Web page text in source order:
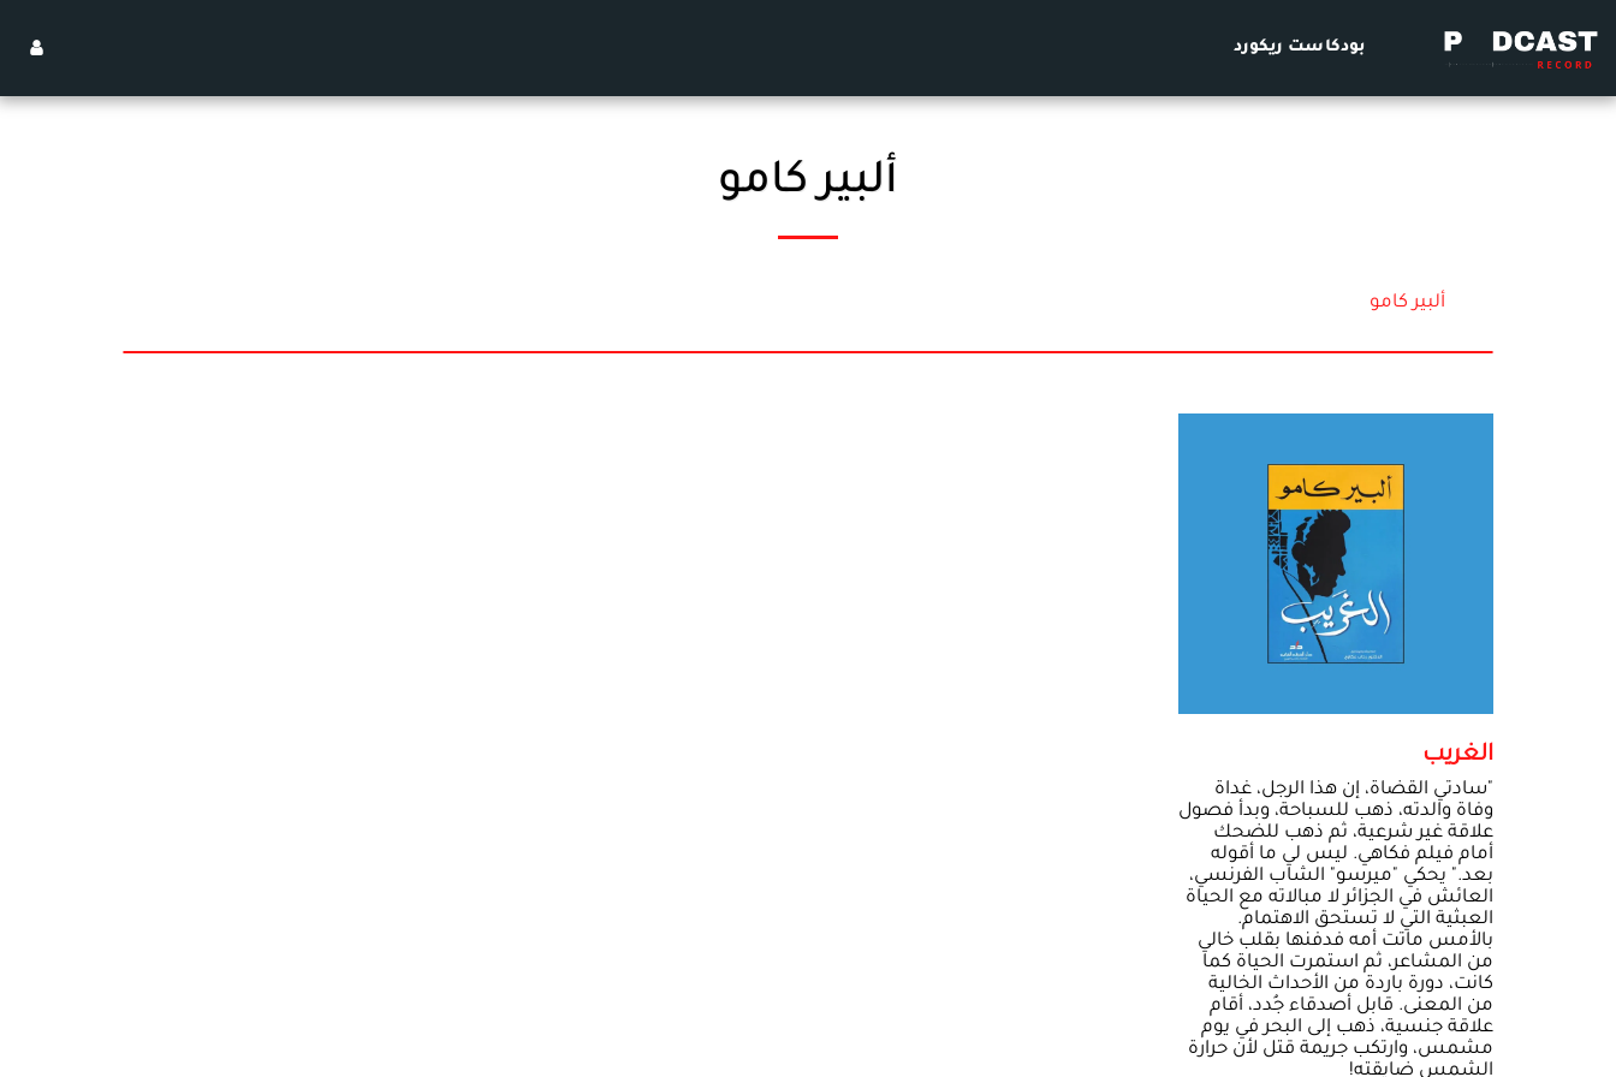
بودكاست ريكورد
ألبير كامو
ألبير كامو
الغريب
"سادتي القضاة، إن هذا الرجل، غداة
وفاة والدته، ذهب للسباحة، وبدأ فصول
علاقة غير شرعية، ثم ذهب للضحك
أمام فيلم فكاهي. ليس لي ما أقوله
بعد." يحكي "ميرسو" الشاب الفرنسي،
العائش في الجزائر لا مبالاته مع الحياة
العبثية التي لا تستحق الاهتمام.
بالأمس ماتت أمه فدفنها بقلب خالي
من المشاعر، ثم استمرت الحياة كما
كانت، دورة باردة من الأحداث الخالية
من المعنى. قابل أصدقاء جُدد، أقام
علاقة جنسية، ذهب إلى البحر في يوم
مشمس، وارتكب جريمة قتل لأن حرارة
الشمس ضايقته!